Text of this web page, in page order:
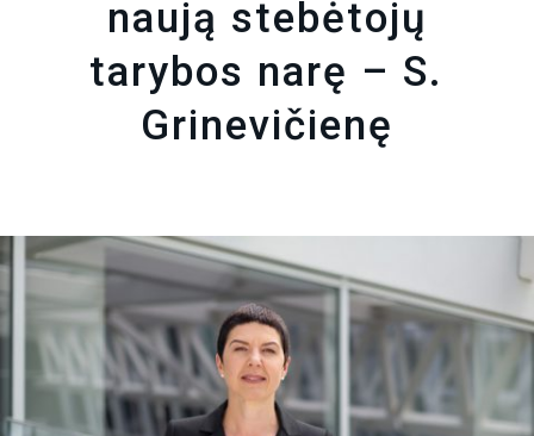
naują stebėtojų
tarybos narę – S.
Grinevičienę